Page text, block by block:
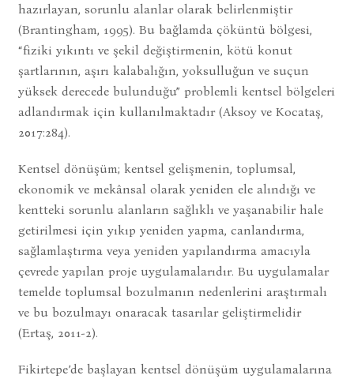
hazırlayan, sorunlu alanlar olarak belirlenmiştir
(Brantingham, 1995). Bu bağlamda çöküntü bölgesi,
“fiziki yıkıntı ve şekil değiştirmenin, kötü konut
şartlarının, aşırı kalabalığın, yoksulluğun ve suçun
yüksek derecede bulunduğu” problemli kentsel bölgeleri
adlandırmak için kullanılmaktadır (Aksoy ve Kocataş,
2017:284).
Kentsel dönüşüm; kentsel gelişmenin, toplumsal,
ekonomik ve mekânsal olarak yeniden ele alındığı ve
kentteki sorunlu alanların sağlıklı ve yaşanabilir hale
getirilmesi için yıkıp yeniden yapma, canlandırma,
sağlamlaştırma veya yeniden yapılandırma amacıyla
çevrede yapılan proje uygulamalarıdır. Bu uygulamalar
temelde toplumsal bozulmanın nedenlerini araştırmalı
ve bu bozulmayı onaracak tasarılar geliştirmelidir
(Ertaş, 2011-2).
Fikirtepe’de başlayan kentsel dönüşüm uygulamalarına